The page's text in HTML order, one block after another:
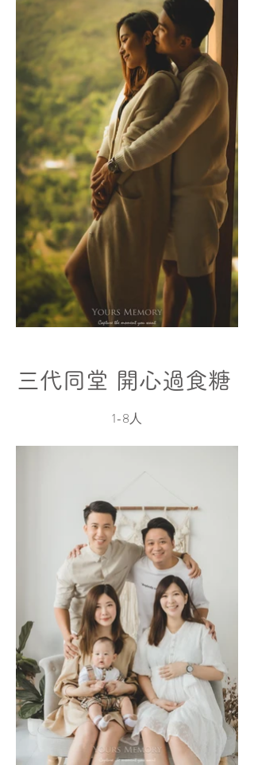
三代同堂 開心過食糖
1-8人